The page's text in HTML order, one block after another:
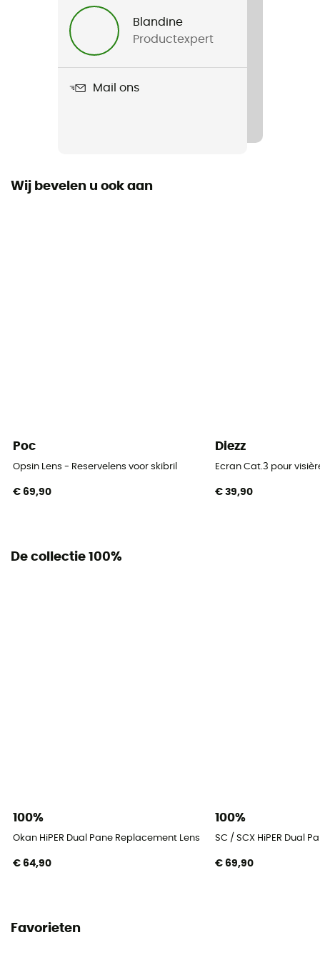
Heren / Dames
Norg HiPER Dual Pane Replacement Lens
Blandine
Productexpert
Mail ons
Wij bevelen u ook aan
Poc
Opsin Lens - Reservelens voor skibril
€ 69,90
Diezz
Ecran Cat.3 pour
€ 39,90
De collectie 100%
100%
Okan HiPER Dual Pane Replacement Lens - Reservelens voor skibril
€ 64,90
100%
SC / SCX HiPER Dual
€ 69,90
Favorieten